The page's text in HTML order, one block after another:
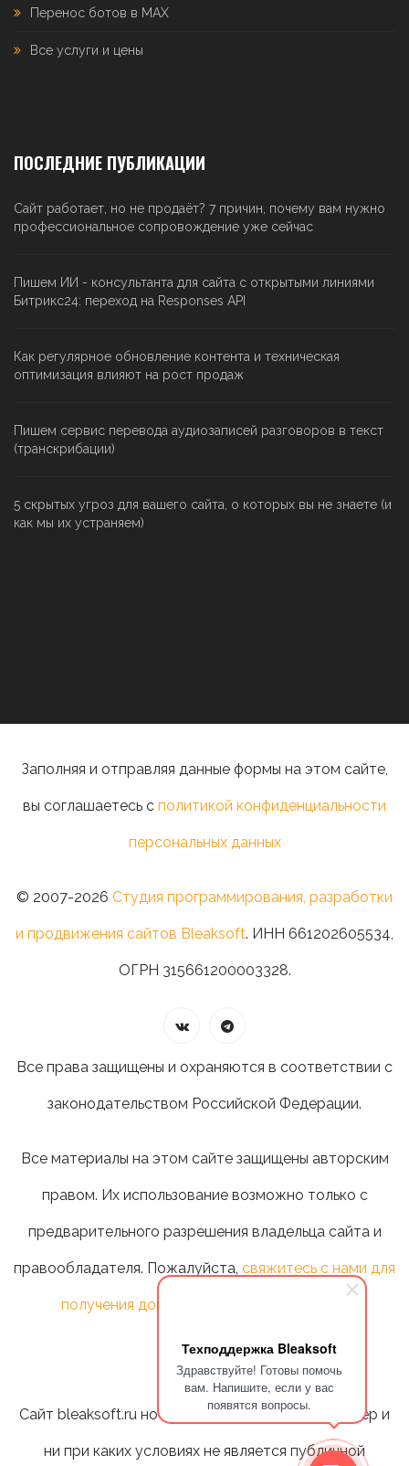
Техподдержка Bleaksoft
Здравствуйте! Готовы помочь
вам. Напишите, если у вас
появятся вопросы.
Перенос ботов в MAX
Все услуги и цены
ПОСЛЕДНИЕ ПУБЛИКАЦИИ
Сайт работает, но не продаёт? 7 причин, почему вам нужно
профессиональное сопровождение уже сейчас
Пишем ИИ - консультанта для сайта с открытыми линиями
Битрикс24: переход на Responses API
Как регулярное обновление контента и техническая
оптимизация влияют на рост продаж
Пишем сервис перевода аудиозаписей разговоров в текст
(транскрибации)
5 скрытых угроз для вашего сайта, о которых вы не знаете (и
как мы их устраняем)
Заполняя и отправляя данные формы на этом сайте,
вы соглашаетесь с политикой конфиденциальности
персональных данных
© 2007-2026 Студия программирования, разработки
и продвижения сайтов Bleaksoft. ИНН 661202605534,
ОГРН 315661200003328.
Все права защищены и охраняются в соответствии с
законодательством Российской Федерации.
Все материалы на этом сайте защищены авторским
правом. Их использование возможно только с
предварительного разрешения владельца сайта и
правообладателя. Пожалуйста, свяжитесь с нами для
получения дополнительной информации
Сайт bleaksoft.ru носит информационный характер и
ни при каких условиях не является публичной